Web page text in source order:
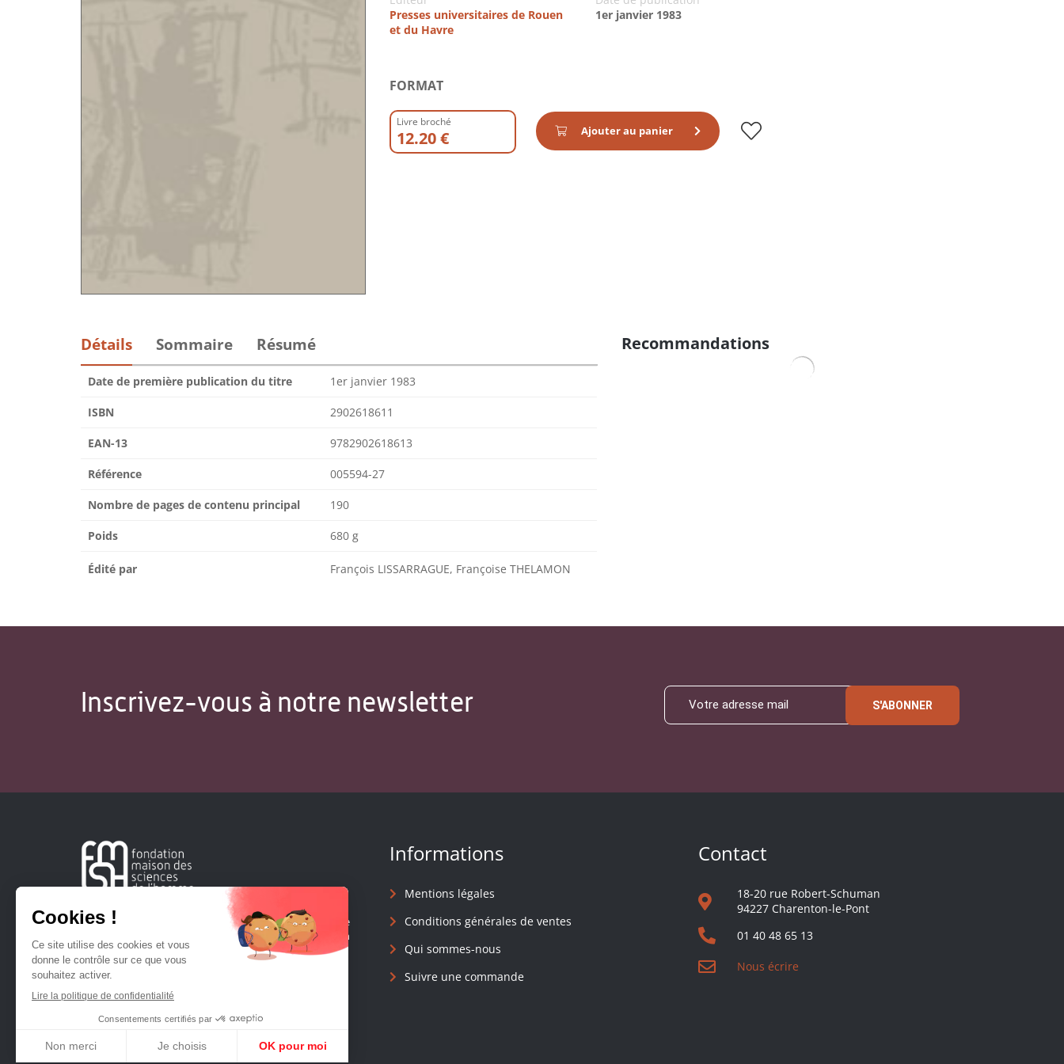
Presses universitaires de Rouen
et du Havre
1er janvier 1983
FORMAT
Livre broché
12.20 € Ajouter au panier
Détails Sommaire Résumé
Date de première publication du titre 1er janvier 1983
ISBN 2902618611
EAN-13 9782902618613
Référence 005594-27
Nombre de pages de contenu principal 190
Poids 680 g
Édité par François LISSARRAGUE, Françoise THELAMON
Recommandations
Inscrivez-vous à notre newsletter S'ABONNER
Créée en 1963, la Fondation Maison Sciences de l'Homme
soutient la recherche et la diffusion des connaissances en
sciences humaines et sociales.
Informations
Mentions légales
Conditions générales de ventes
Qui sommes-nous
Suivre une commande
Contact
18-20 rue Robert-Schuman
94227 Charenton-le-Pont
01 40 48 65 13
Nous écrire